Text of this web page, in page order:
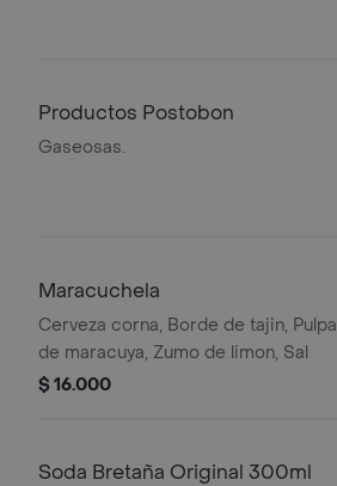
Productos Postobon
Gaseosas.
Maracuchela
Cerveza corna, Borde de tajin, Pulpa
de maracuya, Zumo de limon, Sal
$ 16.000
Soda Bretaña Original 300ml